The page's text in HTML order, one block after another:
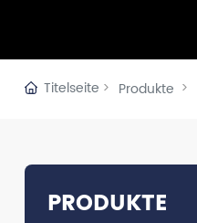
Titelseite Produkte
PRODUKTE